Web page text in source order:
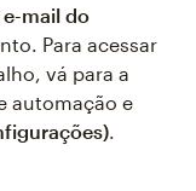
mail do
Para acessar
vá para a
automação e
.